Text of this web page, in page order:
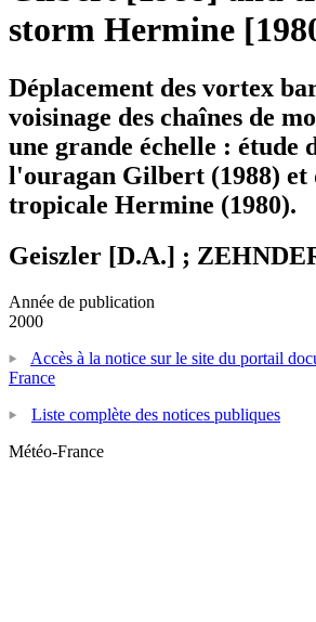
storm Hermine
Déplacement des vortex
voisinage des chaînes de
une grande échelle : étude
l'ouragan Gilbert (1988) et
tropicale Hermine (1980).
Geiszler [D.A.] ;
Année de publication
2000
Accès à la notice sur le site du portail
France
Liste complète des notices publiques
Météo-France